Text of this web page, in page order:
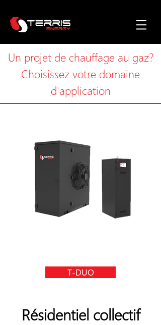
Un projet de chauffage au gaz?
Choisissez votre domaine
d'application
T-DUO
Résidentiel collectif